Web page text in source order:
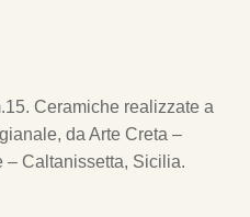
Ceramiche realizzate a
da Arte Creta –
– Caltanissetta, Sicilia.